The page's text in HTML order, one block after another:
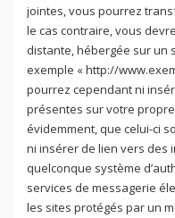
jointes, vous pourrez
le cas contraire, vous
distante, hébergée sur un
exemple « http://
pourrez cependant ni
présentes sur votre
évidemment, que celui-ci
ni insérer de lien vers des
quelconque système
services de messagerie
les sites protégés par un